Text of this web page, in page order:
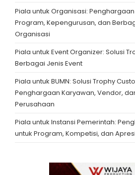
Piala untuk Organisasi:
Program, Kepengurusan, dan
Organisasi
Piala untuk Event Organizer: Solusi
Berbagai Jenis Event
Piala untuk BUMN: Solusi Trophy
Penghargaan Karyawan, Vendor,
Perusahaan
Piala untuk Instansi Pemerintah:
untuk Program, Kompetisi, dan